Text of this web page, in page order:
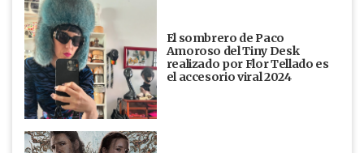
El sombrero de Paco
Amoroso del Tiny Desk
realizado por Flor Tellado es
el accesorio viral 2024